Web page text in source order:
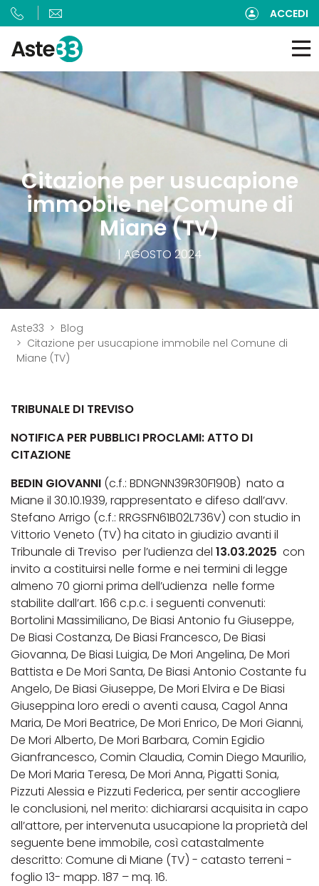
ACCEDI
Citazione per usucapione
immobile nel Comune di
Miane (TV)
| AGOSTO 2024
Aste33
Blog
Citazione per usucapione immobile nel Comune di
Miane (TV)
TRIBUNALE DI TREVISO
NOTIFICA PER PUBBLICI PROCLAMI: ATTO DI
CITAZIONE
BEDIN GIOVANNI (c.f.: BDNGNN39R30F190B) nato a
Miane il 30.10.1939, rappresentato e difeso dall’avv.
Stefano Arrigo (c.f.: RRGSFN61B02L736V) con studio in
Vittorio Veneto (TV) ha citato in giudizio avanti il
Tribunale di Treviso per l’udienza del 13.03.2025 con
invito a costituirsi nelle forme e nei termini di legge
almeno 70 giorni prima dell’udienza nelle forme
stabilite dall’art. 166 c.p.c. i seguenti convenuti:
Bortolini Massimiliano, De Biasi Antonio fu Giuseppe,
De Biasi Costanza, De Biasi Francesco, De Biasi
Giovanna, De Biasi Luigia, De Mori Angelina, De Mori
Battista e De Mori Santa, De Biasi Antonio Costante fu
Angelo, De Biasi Giuseppe, De Mori Elvira e De Biasi
Giuseppina loro eredi o aventi causa, Cagol Anna
Maria, De Mori Beatrice, De Mori Enrico, De Mori Gianni,
De Mori Alberto, De Mori Barbara, Comin Egidio
Gianfrancesco, Comin Claudia, Comin Diego Maurilio,
De Mori Maria Teresa, De Mori Anna, Pigatti Sonia,
Pizzuti Alessia e Pizzuti Federica, per sentir accogliere
le conclusioni, nel merito: dichiararsi acquisita in capo
all’attore, per intervenuta usucapione la proprietà del
seguente bene immobile, così catastalmente
descritto: Comune di Miane (TV) - catasto terreni -
foglio 13- mapp. 187 – mq. 16.